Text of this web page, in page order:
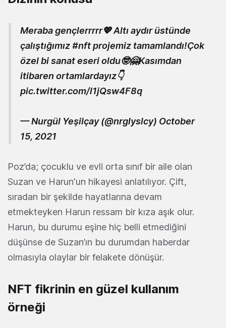
Meraba gençlerrrrr💖 Altı aydır üstünde
çalıştığımız#nftprojemiz tamamlandı!Çok
özel bi sanat eseri oldu🤓🤗Kasımdan
itibaren ortamlardayız👇
pic.twitter.com/l1jQsw4F8q
— Nurgül Yeşilçay (@nrglyslcy) October
15, 2021
Poz’da; çocuklu ve evli orta sınıf bir aile olan
Suzan ve Harun'un hikayesi anlatılıyor. Çift,
sıradan bir şekilde hayatlarına devam
etmekteyken Harun ressam bir kıza aşık olur.
Harun, bu durumu eşine hiç belli etmediğini
düşünse de Suzan’ın bu durumdan haberdar
olmasıyla olaylar bir felakete dönüşür.
NFT fikrinin en güzel kullanım
örneği